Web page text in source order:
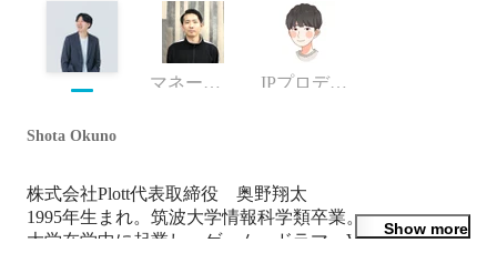
マネージャー IPプロデューサー
Shota Okuno
株式会社Plott代表取締役　奥野翔太
1995年生まれ。筑波大学情報科学類卒業。
大学在学中に起業し、ゲーム・ドラマ・VTuberなど複
Show more